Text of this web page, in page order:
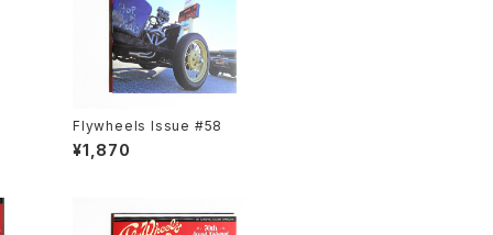
Flywheels Issue #58
¥1,870